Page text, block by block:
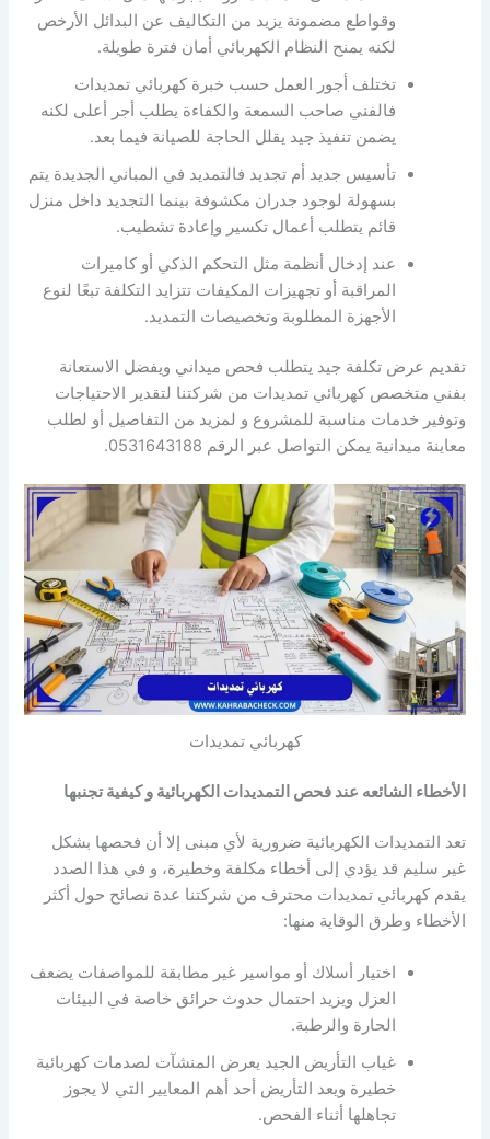
وقواطع مضمونة يزيد من التكاليف عن البدائل الأرخص
لكنه يمنح النظام الكهربائي أمان فترة طويلة.
تختلف أجور العمل حسب خبرة كهربائي تمديدات
فالفني صاحب السمعة والكفاءة يطلب أجر أعلى لكنه
يضمن تنفيذ جيد يقلل الحاجة للصيانة فيما بعد.
تأسيس جديد أم تجديد فالتمديد في المباني الجديدة يتم
بسهولة لوجود جدران مكشوفة بينما التجديد داخل منزل
قائم يتطلب أعمال تكسير وإعادة تشطيب.
عند إدخال أنظمة مثل التحكم الذكي أو كاميرات
المراقبة أو تجهيزات المكيفات تتزايد التكلفة تبعًا لنوع
الأجهزة المطلوبة وتخصيصات التمديد.
تقديم عرض تكلفة جيد يتطلب فحص ميداني ويفضل الاستعانة
بفني متخصص كهربائي تمديدات من شركتنا لتقدير الاحتياجات
وتوفير خدمات مناسبة للمشروع و لمزيد من التفاصيل أو لطلب
معاينة ميدانية يمكن التواصل عبر الرقم 0531643188.
كهربائي تمديدات
الأخطاء الشائعه عند فحص التمديدات الكهربائية و كيفية تجنبها
تعد التمديدات الكهربائية ضرورية لأي مبنى إلا أن فحصها بشكل
غير سليم قد يؤدي إلى أخطاء مكلفة وخطيرة، و في هذا الصدد
يقدم كهربائي تمديدات محترف من شركتنا عدة نصائح حول أكثر
الأخطاء وطرق الوقاية منها:
اختيار أسلاك أو مواسير غير مطابقة للمواصفات يضعف
العزل ويزيد احتمال حدوث حرائق خاصة في البيئات
الحارة والرطبة.
غياب التأريض الجيد يعرض المنشآت لصدمات كهربائية
خطيرة ويعد التأريض أحد أهم المعايير التي لا يجوز
تجاهلها أثناء الفحص.